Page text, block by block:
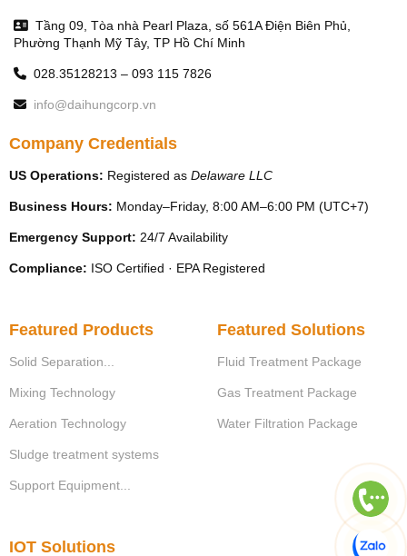
Tầng 09, Tòa nhà Pearl Plaza, số 561A Điện Biên Phủ,
Phường Thạnh Mỹ Tây, TP Hồ Chí Minh
028.35128213 – 093 115 7826
info@daihungcorp.vn
Company Credentials
US Operations: Registered as Delaware LLC
Business Hours: Monday–Friday, 8:00 AM–6:00 PM (UTC+7)
Emergency Support: 24/7 Availability
Compliance: ISO Certified · EPA Registered
Featured Products
Solid Separation...
Mixing Technology
Aeration Technology
Sludge treatment systems
Support Equipment...
Featured Solutions
Fluid Treatment Package
Gas Treatment Package
Water Filtration Package
IOT Solutions